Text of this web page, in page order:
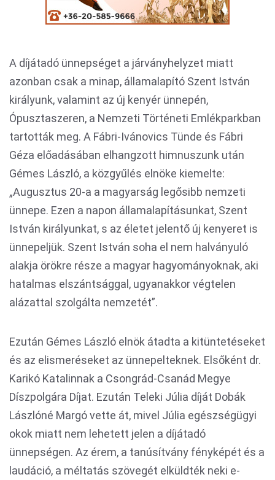
A díjátadó ünnepséget a járványhelyzet miatt
azonban csak a minap, államalapító Szent István
királyunk, valamint az új kenyér ünnepén,
Ópusztaszeren, a Nemzeti Történeti Emlékparkban
tartották meg. A Fábri-Ivánovics Tünde és Fábri
Géza előadásában elhangzott himnuszunk után
Gémes László, a közgyűlés elnöke kiemelte:
„Augusztus 20-a a magyarság legősibb nemzeti
ünnepe. Ezen a napon államalapításunkat, Szent
István királyunkat, s az életet jelentő új kenyeret is
ünnepeljük. Szent István soha el nem halványuló
alakja örökre része a magyar hagyományoknak, aki
hatalmas elszántsággal, ugyanakkor végtelen
alázattal szolgálta nemzetét”.
Ezután Gémes László elnök átadta a kitüntetéseket
és az elismeréseket az ünnepelteknek. Elsőként dr.
Karikó Katalinnak a Csongrád-Csanád Megye
Díszpolgára Díjat. Ezután Teleki Júlia díját Dobák
Lászlóné Margó vette át, mivel Júlia egészségügyi
okok miatt nem lehetett jelen a díjátadó
ünnepségen. Az érem, a tanúsítvány fényképét és a
laudáció, a méltatás szövegét elküldték neki e-